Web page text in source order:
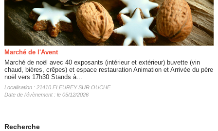
Marché de l'Avent
Marché de noël avec 40 exposants (intérieur et extérieur) buvette (vin
chaud, bières, crêpes) et espace restauration Animation et Arrivée du père
noël vers 17h30 Stands à...
Localisation : 21410 FLEUREY SUR OUCHE
Date de l'évènement : le 05/12/2026
Recherche